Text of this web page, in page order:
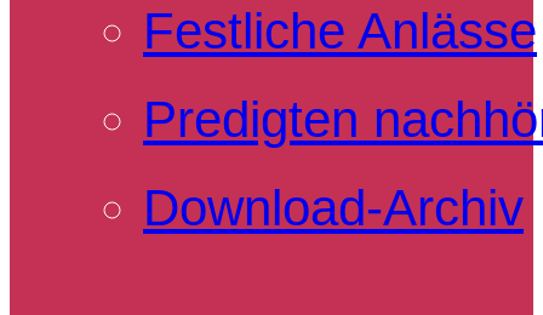
Festliche Anlässe
Predigten
Download-Archiv